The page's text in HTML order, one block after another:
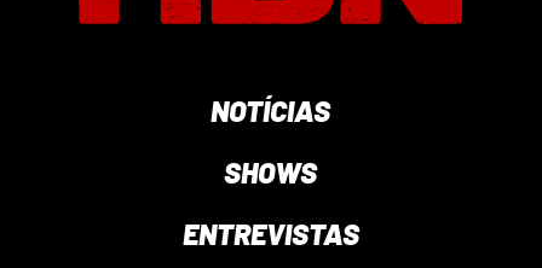
NOTÍCIAS
SHOWS
ENTREVISTAS